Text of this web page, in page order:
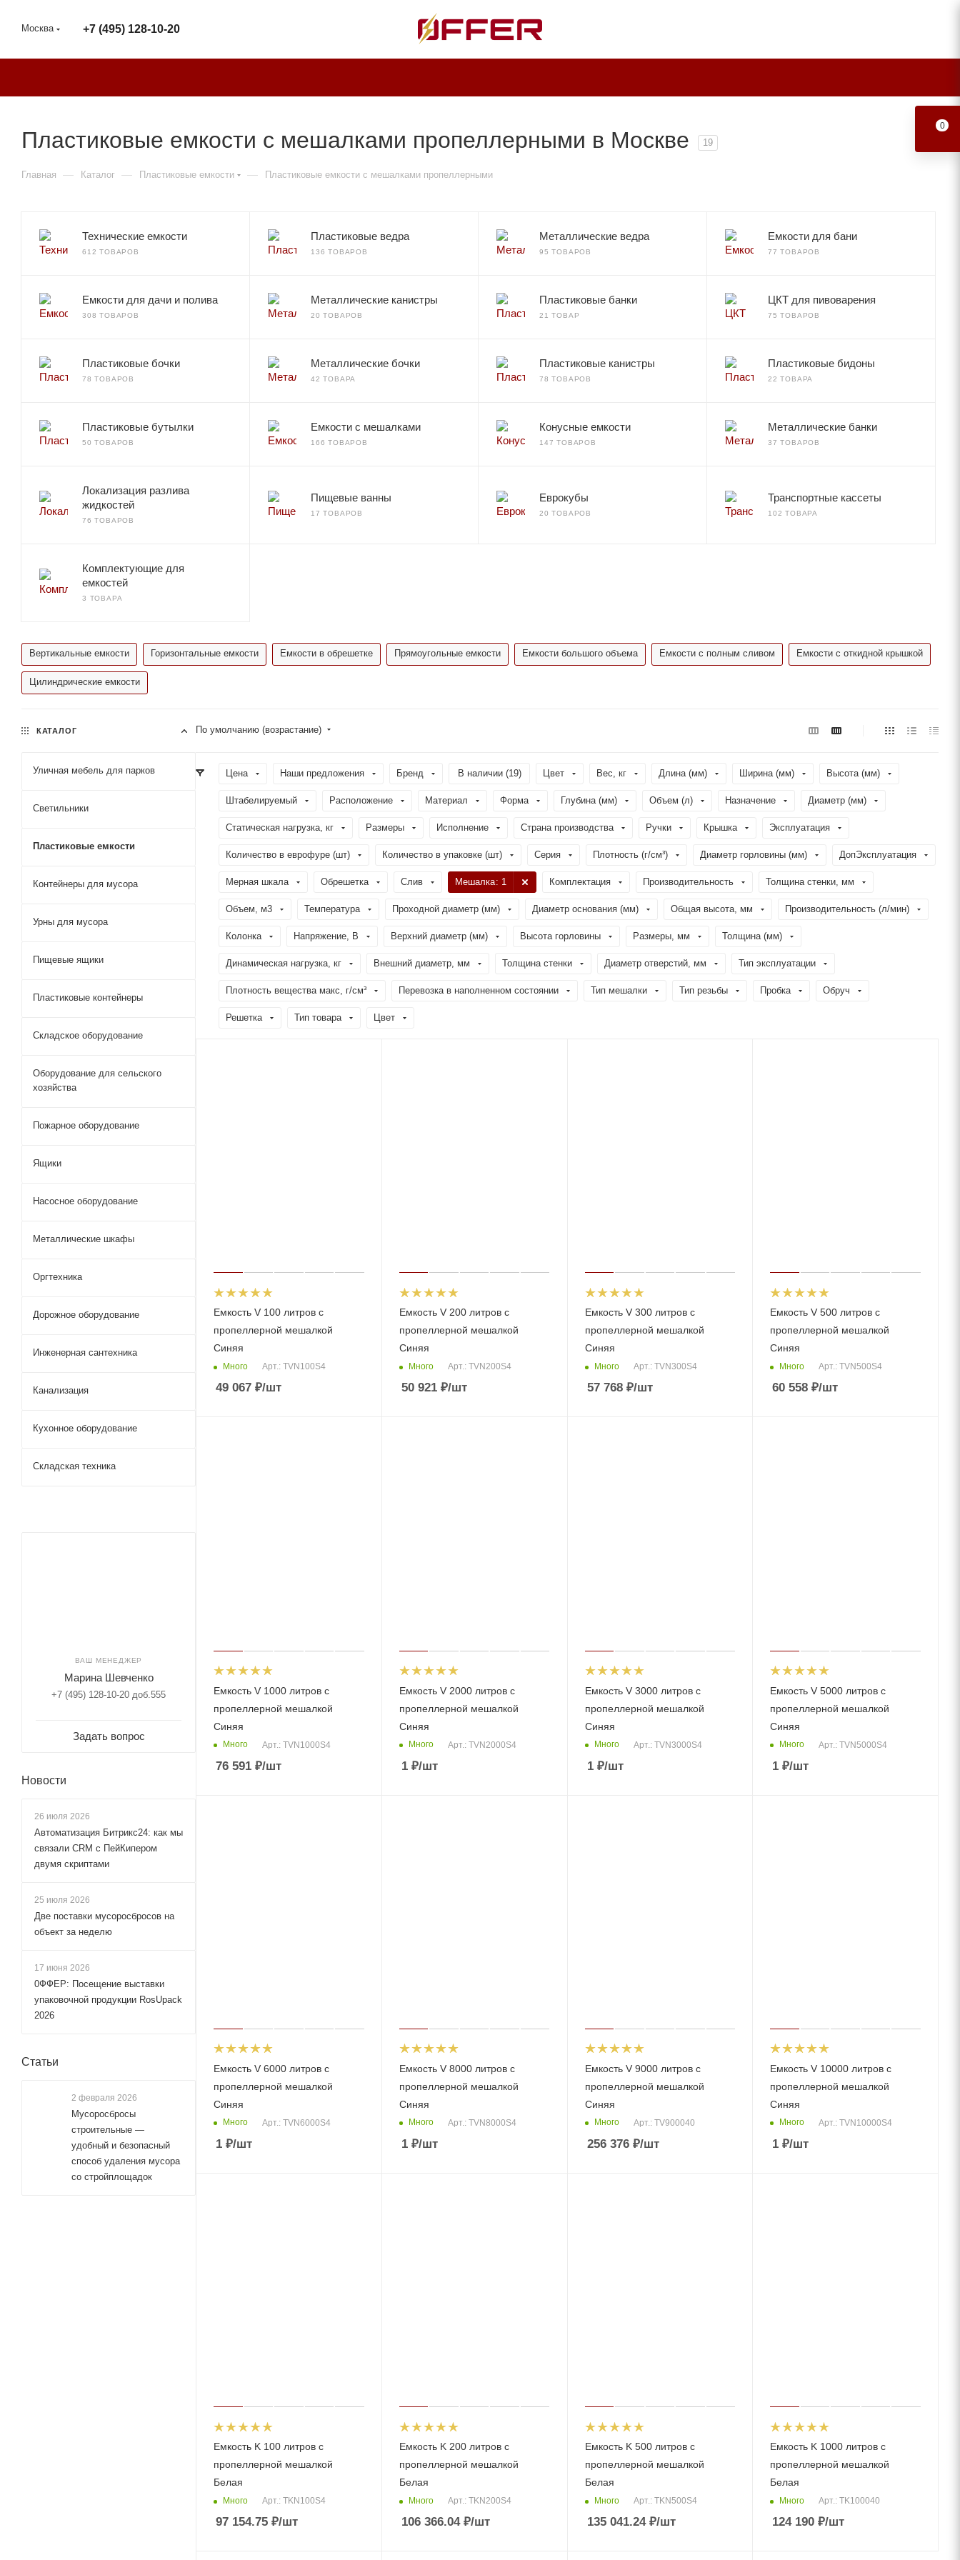
Москва +7 (495) 128-10-20
Пластиковые емкости с мешалками пропеллерными в Москве 19
Главная — Каталог — Пластиковые емкости — Пластиковые емкости с мешалками пропеллерными
Технические емкости
612 ТОВАРОВ
Пластиковые ведра
136 ТОВАРОВ
Металлические ведра
95 ТОВАРОВ
Емкости для бани
77 ТОВАРОВ
Емкости для дачи и полива
308 ТОВАРОВ
Металлические канистры
20 ТОВАРОВ
Пластиковые банки
21 ТОВАР
ЦКТ для пивоварения
75 ТОВАРОВ
Пластиковые бочки
78 ТОВАРОВ
Металлические бочки
42 ТОВАРА
Пластиковые канистры
78 ТОВАРОВ
Пластиковые бидоны
22 ТОВАРА
Пластиковые бутылки
50 ТОВАРОВ
Емкости с мешалками
166 ТОВАРОВ
Конусные емкости
147 ТОВАРОВ
Металлические банки
37 ТОВАРОВ
Локализация разлива
жидкостей
76 ТОВАРОВ
Пищевые ванны
17 ТОВАРОВ
Еврокубы
20 ТОВАРОВ
Транспортные кассеты
102 ТОВАРА
Комплектующие для
емкостей
3 ТОВАРА
Вертикальные емкости Горизонтальные емкости Емкости в обрешетке Прямоугольные емкости Емкости большого объема Емкости с полным сливом Емкости с откидной крышкой
Цилиндрические емкости
По умолчанию (возрастание)
Цена Наши предложения Бренд В наличии (19) Цвет Вес, кг Длина (мм) Ширина (мм) Высота (мм)
Штабелируемый Расположение Материал Форма Глубина (мм) Объем (л) Назначение Диаметр (мм)
Статическая нагрузка, кг Размеры Исполнение Страна производства Ручки Крышка Эксплуатация
Количество в еврофуре (шт) Количество в упаковке (шт) Серия Плотность (г/см³) Диаметр горловины (мм) ДопЭксплуатация
Мерная шкала Обрешетка Слив Мешалка: 1 Комплектация Производительность Толщина стенки, мм
Объем, м3 Температура Проходной диаметр (мм) Диаметр основания (мм) Общая высота, мм Производительность (л/мин)
Колонка Напряжение, В Верхний диаметр (мм) Высота горловины Размеры, мм Толщина (мм)
Динамическая нагрузка, кг Внешний диаметр, мм Толщина стенки Диаметр отверстий, мм Тип эксплуатации
Плотность вещества макс, г/см³ Перевозка в наполненном состоянии Тип мешалки Тип резьбы Пробка Обруч
Решетка Тип товара Цвет
Емкость V 100 литров с
пропеллерной мешалкой
Синяя
Много Арт.: TVN100S4
49 067 ₽/шт
Емкость V 200 литров с
пропеллерной мешалкой
Синяя
Много Арт.: TVN200S4
50 921₽/шт
Емкость V 300 литров с
пропеллерной мешалкой
Синяя
Много Арт.: TVN300S4
57 768₽/шт
Емкость V 500 литров с
пропеллерной мешалкой
Синяя
Много Арт.: TVN500S4
60 558 ₽/шт
Емкость V 1000 литров с
пропеллерной мешалкой
Синяя
Много Арт.: TVN1000S4
76 591 ₽/шт
Емкость V 2000 литров с
пропеллерной мешалкой
Синяя
Много Арт.: TVN2000S4
1₽/шт
Емкость V 3000 литров с
пропеллерной мешалкой
Синяя
Много Арт.: TVN3000S4
1₽/шт
Емкость V 5000 литров с
пропеллерной мешалкой
Синяя
Много Арт.: TVN5000S4
1 ₽/шт
Емкость V 6000 литров с
пропеллерной мешалкой
Синяя
Много Арт.: TVN6000S4
1 ₽/шт
Емкость V 8000 литров с
пропеллерной мешалкой
Синяя
Много Арт.: TVN8000S4
1₽/шт
Емкость V 9000 литров с
пропеллерной мешалкой
Синяя
Много Арт.: TV900040
256 376₽/шт
Емкость V 10000 литров с
пропеллерной мешалкой
Синяя
Много Арт.: TVN10000S4
1 ₽/шт
Емкость K 100 литров с
пропеллерной мешалкой
Белая
Много Арт.: TKN100S4
97 154.75 ₽/шт
Емкость K 200 литров с
пропеллерной мешалкой
Белая
Много Арт.: TKN200S4
106 366.04₽/шт
Емкость K 500 литров с
пропеллерной мешалкой
Белая
Много Арт.: TKN500S4
135 041.24₽/шт
Емкость K 1000 литров с
пропеллерной мешалкой
Белая
Много Арт.: TK100040
124 190 ₽/шт
КАТАЛОГ
Уличная мебель для парков
Светильники
Пластиковые емкости
Контейнеры для мусора
Урны для мусора
Пищевые ящики
Пластиковые контейнеры
Складское оборудование
Оборудование для сельского
хозяйства
Пожарное оборудование
Ящики
Насосное оборудование
Металлические шкафы
Оргтехника
Дорожное оборудование
Инженерная сантехника
Канализация
Кухонное оборудование
Складская техника
ВАШ МЕНЕДЖЕР
Марина Шевченко
+7 (495) 128-10-20 доб.555
Задать вопрос
Новости
26 июля 2026
Автоматизация Битрикс24: как мы
связали CRM с ПейКипером
двумя скриптами
25 июля 2026
Две поставки мусоросбросов на
объект за неделю
17 июня 2026
0ФФЕР: Посещение выставки
упаковочной продукции RosUpack
2026
Статьи
2 февраля 2026
Мусоросбросы
строительные —
удобный и безопасный
способ удаления мусора
со стройплощадок
0